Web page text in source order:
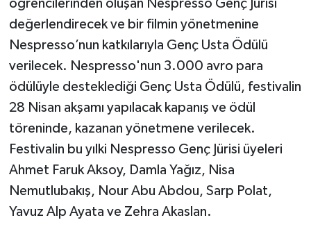
öğrencilerinden oluşan Nespresso Genç Jürisi
değerlendirecek ve bir filmin yönetmenine
Nespresso’nun katkılarıyla Genç Usta Ödülü
verilecek. Nespresso'nun 3.000 avro para
ödülüyle desteklediği Genç Usta Ödülü, festivalin
28 Nisan akşamı yapılacak kapanış ve ödül
töreninde, kazanan yönetmene verilecek.
Festivalin bu yılki Nespresso Genç Jürisi üyeleri
Ahmet Faruk Aksoy, Damla Yağız, Nisa
Nemutlubakış, Nour Abu Abdou, Sarp Polat,
Yavuz Alp Ayata ve Zehra Akaslan.